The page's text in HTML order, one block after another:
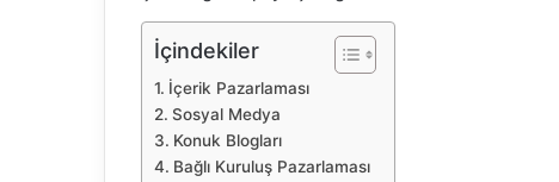
İçindekiler
İçerik Pazarlaması
Sosyal Medya
Konuk Blogları
Bağlı Kuruluş Pazarlaması